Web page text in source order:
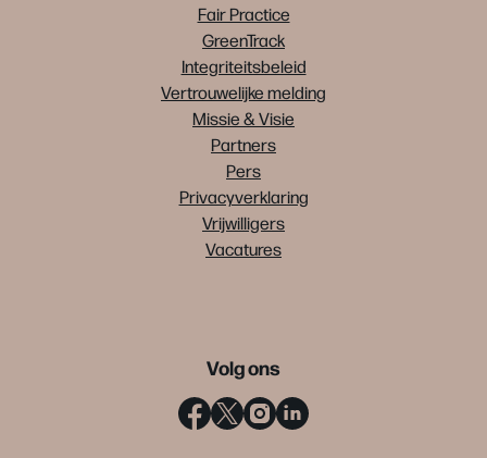
Fair Practice
GreenTrack
Integriteitsbeleid
Vertrouwelijke melding
Missie & Visie
Partners
Pers
Privacyverklaring
Vrijwilligers
Vacatures
Volg ons